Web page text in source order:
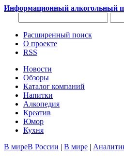
Информационный алкогольный
Расширенный поиск
О проекте
RSS
Новости
Обзоры
Каталог компаний
Напитки
Алкопедия
Креатив
Юмор
Кухня
В миреВ России | В мире |